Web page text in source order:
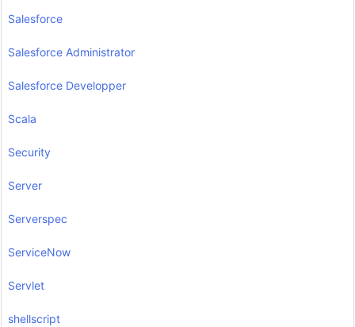
Salesforce
Salesforce Administrator
Salesforce Developper
Scala
Security
Server
Serverspec
ServiceNow
Servlet
shellscript